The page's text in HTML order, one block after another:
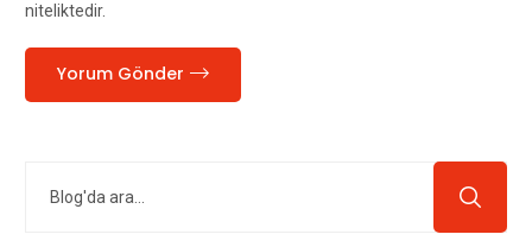
niteliktedir.
Yorum Gönder